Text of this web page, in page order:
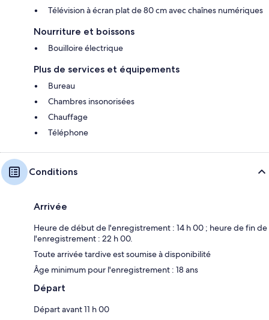
Télévision à écran plat de 80 cm avec chaînes numériques
Nourriture et boissons
Bouilloire électrique
Plus de services et équipements
Bureau
Chambres insonorisées
Chauffage
Téléphone
Conditions
Arrivée
Heure de début de l'enregistrement : 14 h 00 ; heure de fin de
l'enregistrement : 22 h 00.
Toute arrivée tardive est soumise à disponibilité
Âge minimum pour l'enregistrement : 18 ans
Départ
Départ avant 11 h 00